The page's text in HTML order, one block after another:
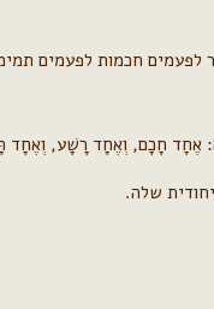
חכמות לפעמים
: אֶחָד חָכָם, וְאֶחָד רָשָׁע, וְאֶחָד
שלה.